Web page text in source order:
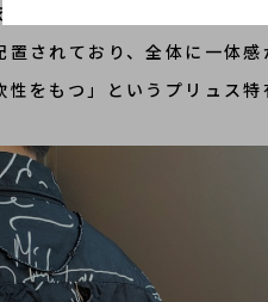
ロゴプリントですが、
されており、全体に一体感
性をもつ」というプリュス